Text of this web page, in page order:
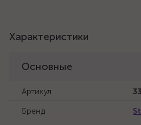
Характеристики
Основные
Артикул
Бренд